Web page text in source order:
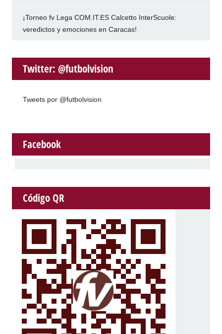
¡Torneo fv Lega COM.IT.ES Calcetto InterScuole:
veredictos y emociones en Caracas!
Twitter: @futbolvision
Tweets por @futbolvision
Facebook
Código QR